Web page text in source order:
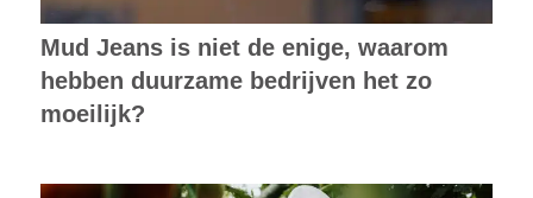
Mud Jeans is niet de enige, waarom
hebben duurzame bedrijven het zo
moeilijk?